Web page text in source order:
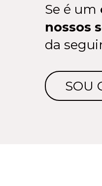
Se é um
nossos
da
SOU